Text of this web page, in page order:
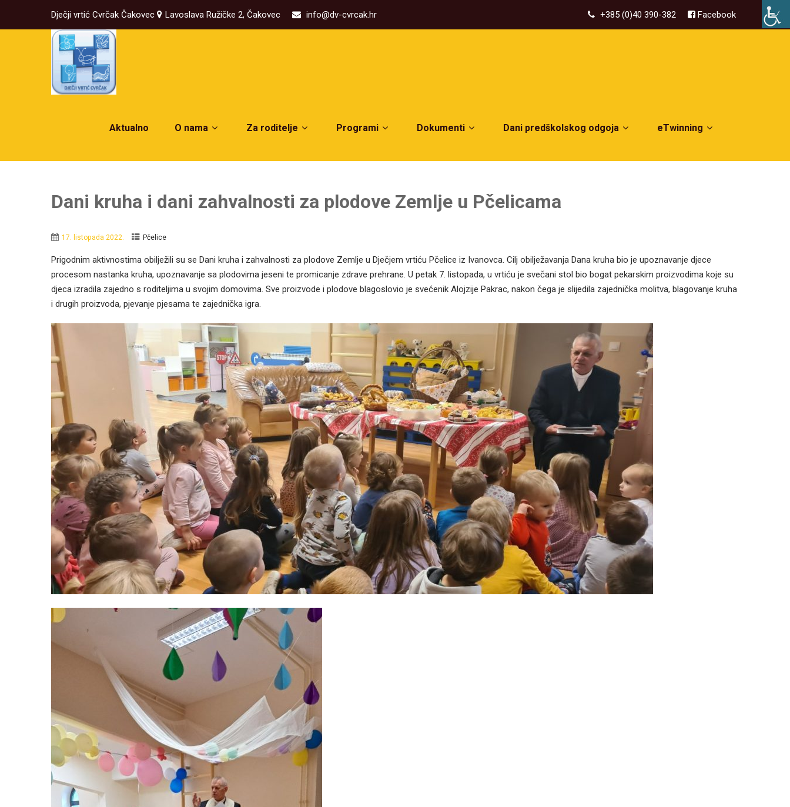
Dječji vrtić Cvrčak Čakovec Lavoslava Ružičke 2, Čakovec info@dv-cvrcak.hr +385 (0)40 390-382 Facebook
Aktualno O nama Za roditelje Programi Dokumenti Dani predškolskog odgoja eTwinning
Dani kruha i dani zahvalnosti za plodove Zemlje u Pčelicama
17. listopada 2022. Pčelice
Prigodnim aktivnostima obilježili su se Dani kruha i zahvalnosti za plodove Zemlje u Dječjem vrtiću Pčelice iz Ivanovca. Cilj obilježavanja Dana kruha bio je upoznavanje djece
procesom nastanka kruha, upoznavanje sa plodovima jeseni te promicanje zdrave prehrane. U petak 7. listopada, u vrtiću je svečani stol bio bogat pekarskim proizvodima koje su
djeca izradila zajedno s roditeljima u svojim domovima. Sve proizvode i plodove blagoslovio je svećenik Alojzije Pakrac, nakon čega je slijedila zajednička molitva, blagovanje kruha
i drugih proizvoda, pjevanje pjesama te zajednička igra.